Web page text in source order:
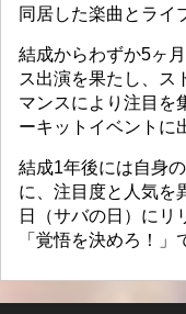
同居した楽曲とライ
結成からわずか5ヶ
ス出演を果たし、ス
マンスにより注目を
ーキットイベントに
結成1年後には自身
に、注目度と人気を
日（サバの日）にリ
「覚悟を決めろ！」